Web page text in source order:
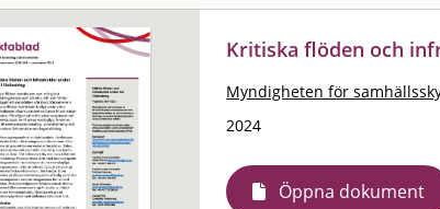
Kritiska flöden och
Myndigheten för
2024
Öppna dokument